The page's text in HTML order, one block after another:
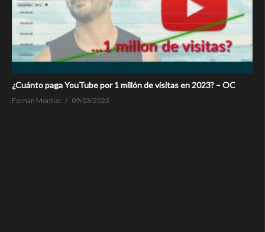
¿Cuánto paga YouTube por 1 millón de visitas en 2023? – OC
Fernan Montiel 09/03/2023